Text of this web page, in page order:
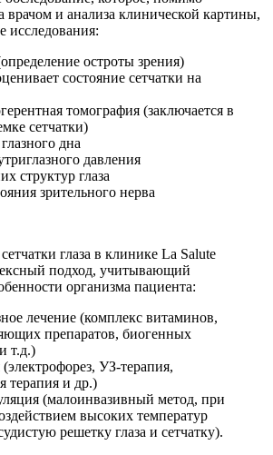
врачом и анализа клинической картины,
исследования:
остроты зрения)
состояние сетчатки на
томография (заключается в
сетчатки)
дна
давления
структур глаза
зрительного нерва
глаза в клинике La Salute
подход, учитывающий
организма пациента:
лечение (комплекс витаминов,
препаратов, биогенных
т.д.)
УЗ-терапия,
терапия и др.)
(малоинвазивный метод, при
высоких температур
решетку глаза и сетчатку).